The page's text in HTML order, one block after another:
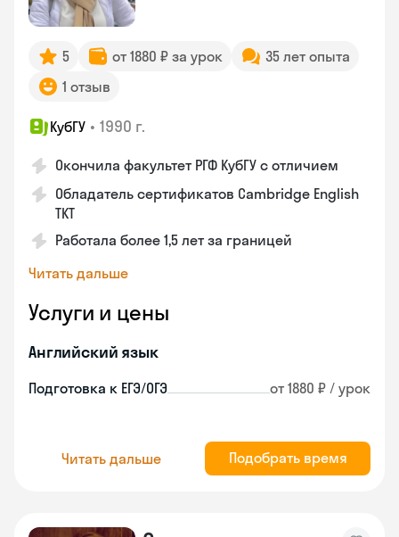
5 от 1880 ₽ за урок
35 лет опыта
1 отзыв
КубГУ • 1990 г.
Окончила факультет РГФ КубГУ с отличием
Обладатель сертификатов Cambridge English
TKT
Работала более 1,5 лет за границей
Читать дальше
Услуги и цены
Английский язык
Подготовка к ЕГЭ/ОГЭ от 1880 ₽ / урок
Читать дальше Подобрать время